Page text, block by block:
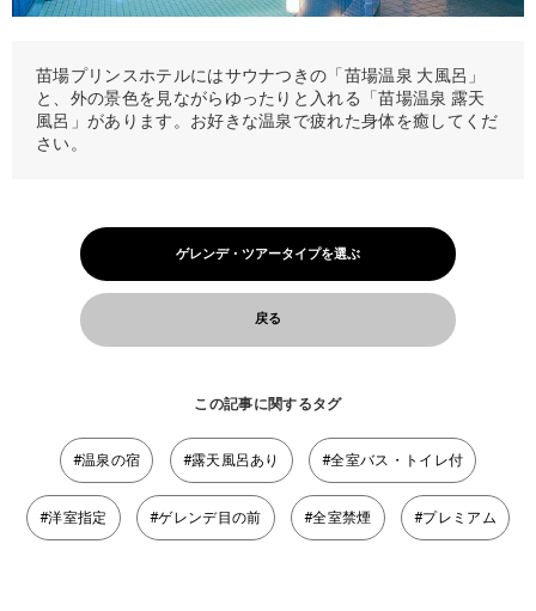
苗場プリンスホテルにはサウナつきの「苗場温泉 大風呂」
と、外の景色を見ながらゆったりと入れる「苗場温泉 露天
風呂」があります。お好きな温泉で疲れた身体を癒してくだ
さい。
ゲレンデ・ツアータイプを選ぶ
戻る
この記事に関するタグ
#温泉の宿 #露天風呂あり #全室バス・トイレ付
#洋室指定 #ゲレンデ目の前 #全室禁煙 #プレミアム